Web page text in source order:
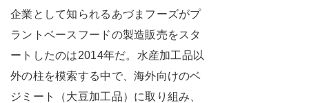
企業として知られるあづまフーズがプ
ラントベースフードの製造販売をスタ
ートしたのは2014年だ。水産加工品以
外の柱を模索する中で、海外向けのベ
ジミート（大豆加工品）に取り組み、